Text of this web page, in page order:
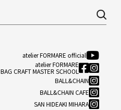
atelier FORMARE official
atelier FORMARE
BAG CRAFT MASTER SCHOOL
BALL&CHAIN
BALL&CHAIN CAFE
SAN HIDEAKI MIHARA